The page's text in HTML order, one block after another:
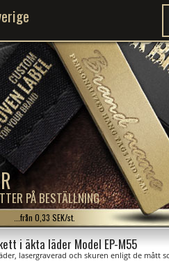
PÅ BESTÄLLNING
...från 0,33 SEK/st.
i äkta läder Model EP-M55
lasergraverad och skuren enligt de mått